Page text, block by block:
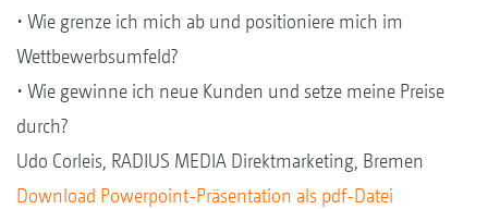
• Wie grenze ich mich ab und positioniere mich im
Wettbewerbsumfeld?
• Wie gewinne ich neue Kunden und setze meine Preise
durch?
Udo Corleis, RADIUS MEDIA Direktmarketing, Bremen
Download Powerpoint-Präsentation als pdf-Datei